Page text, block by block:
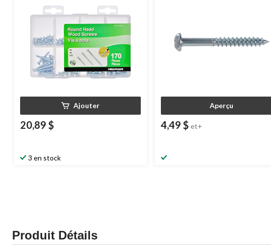
Ajouter
20,89 $
3 en stock
Aperçu
4,49 $ et+
Produit Détails